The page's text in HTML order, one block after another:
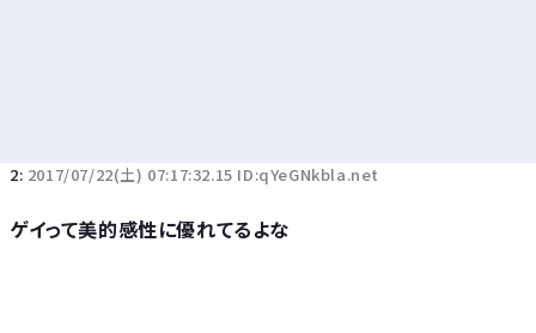
2: 2017/07/22(土) 07:17:32.15 ID:qYeGNkbla.net
ゲイって美的感性に優れてるよな